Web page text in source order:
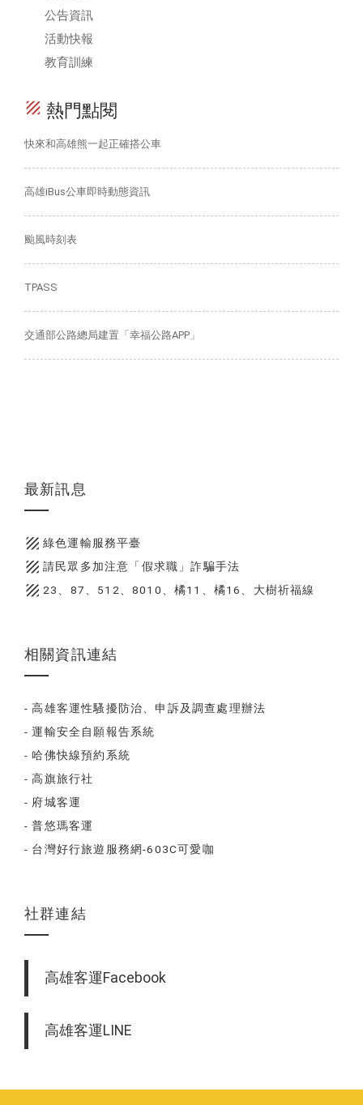
公告資訊
活動快報
教育訓練
texture 熱門點閱
快來和高雄熊一起正確搭公車
高雄iBus公車即時動態資訊
颱風時刻表
TPASS
交通部公路總局建置「幸福公路APP」
最新訊息
texture 綠色運輸服務平臺
texture 請民眾多加注意「假求職」詐騙手法
texture 23、87、512、8010、橘11、橘16、大樹祈福線
相關資訊連結
- 高雄客運性騷擾防治、申訴及調查處理辦法
- 運輸安全自願報告系統
- 哈佛快線預約系統
- 高旗旅行社
- 府城客運
- 普悠瑪客運
- 台灣好行旅遊服務網-603C可愛咖
社群連結
高雄客運Facebook
高雄客運LINE